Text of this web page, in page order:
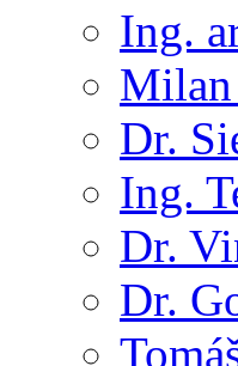
Ing.
Dr.
Ing.
Dr.
Dr.